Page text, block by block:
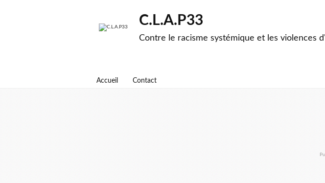
C.L.A.P33
Contre le racisme systémique et les violences
Accueil Contact